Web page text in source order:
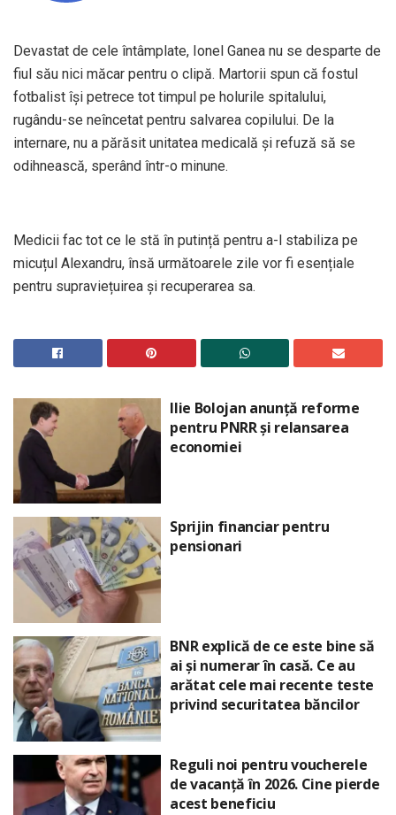
Devastat de cele întâmplate, Ionel Ganea nu se desparte de
fiul său nici măcar pentru o clipă. Martorii spun că fostul
fotbalist își petrece tot timpul pe holurile spitalului,
rugându-se neîncetat pentru salvarea copilului. De la
internare, nu a părăsit unitatea medicală și refuză să se
odihnească, sperând într-o minune.
Medicii fac tot ce le stă în putință pentru a-l stabiliza pe
micuțul Alexandru, însă următoarele zile vor fi esențiale
pentru supraviețuirea și recuperarea sa.
Ilie Bolojan anunță reforme
pentru PNRR și relansarea
economiei
Sprijin financiar pentru
pensionari
BNR explică de ce este bine să
ai și numerar în casă. Ce au
arătat cele mai recente teste
privind securitatea băncilor
Reguli noi pentru voucherele
de vacanță în 2026. Cine pierde
acest beneficiu